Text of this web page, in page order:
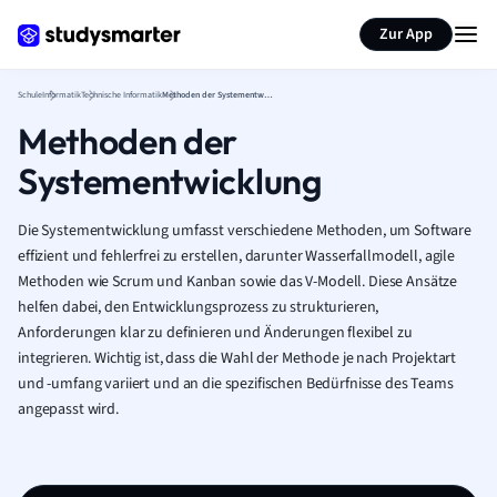
Zur App
SchuleInformatikTechnische Informatik Methoden der Systementwicklung
Methoden der
Systementwicklung
Die Systementwicklung umfasst verschiedene Methoden, um Software
effizient und fehlerfrei zu erstellen, darunter Wasserfallmodell, agile
Methoden wie Scrum und Kanban sowie das V-Modell. Diese Ansätze
helfen dabei, den Entwicklungsprozess zu strukturieren,
Anforderungen klar zu definieren und Änderungen flexibel zu
integrieren. Wichtig ist, dass die Wahl der Methode je nach Projektart
und -umfang variiert und an die spezifischen Bedürfnisse des Teams
angepasst wird.
Seite zusammenfassen